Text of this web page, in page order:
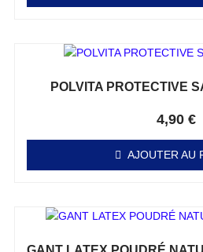
POLVITA PROTECTIVE
4,90 €
AJOUTER AU